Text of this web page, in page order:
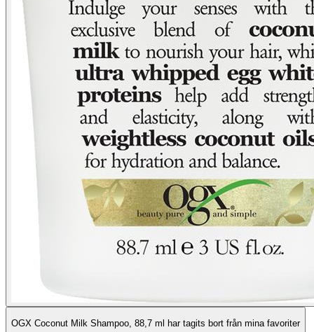
OGX Coconut Milk Shampoo, 88,7 ml har tagits bort från mina favoriter